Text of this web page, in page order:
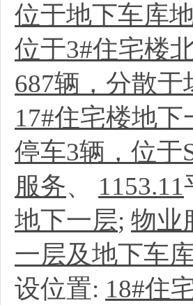
位于地下车库
位于3#住宅楼
687辆，分散
17#住宅楼地下
停车3辆，位于
服务、 1153.11
地下一层; 物业
一层及地下车
设位置: 18#住